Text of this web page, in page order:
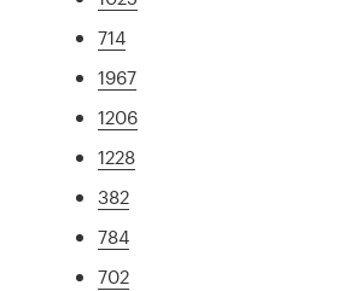
714
1967
1206
1228
382
784
702